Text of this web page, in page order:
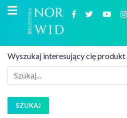
Wyszukaj interesujący cię produkt
SZUKAJ